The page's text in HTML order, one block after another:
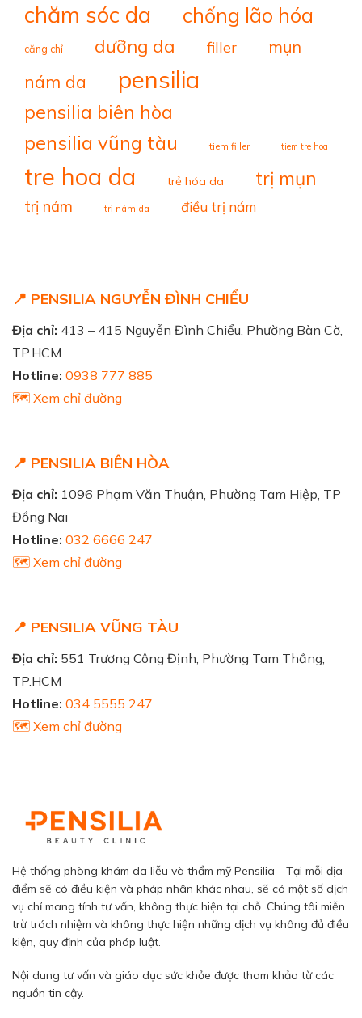
chăm sóc da chống lão hóa
căng chỉ dưỡng da filler mụn
nám da pensilia
pensilia biên hòa
pensilia vũng tàu tiem filler tiem tre hoa
tre hoa da trẻ hóa da trị mụn
trị nám trị nám da điều trị nám
📍 PENSILIA NGUYỄN ĐÌNH CHIỂU
Địa chỉ: 413 – 415 Nguyễn Đình Chiểu, Phường Bàn Cờ,
TP.HCM
Hotline: 0938 777 885
🗺️ Xem chỉ đường
📍 PENSILIA BIÊN HÒA
Địa chỉ: 1096 Phạm Văn Thuận, Phường Tam Hiệp, TP
Đồng Nai
Hotline: 032 6666 247
🗺️ Xem chỉ đường
📍 PENSILIA VŨNG TÀU
Địa chỉ: 551 Trương Công Định, Phường Tam Thắng,
TP.HCM
Hotline: 034 5555 247
🗺️ Xem chỉ đường
Hệ thống phòng khám da liễu và thẩm mỹ Pensilia - Tại mỗi địa
điểm sẽ có điều kiện và pháp nhân khác nhau, sẽ có một số dịch
vụ chỉ mang tính tư vấn, không thực hiện tại chỗ. Chúng tôi miễn
trừ trách nhiệm và không thực hiện những dịch vụ không đủ điều
kiện, quy định của pháp luật.
Nội dung tư vấn và giáo dục sức khỏe được tham khảo từ các
nguồn tin cậy.